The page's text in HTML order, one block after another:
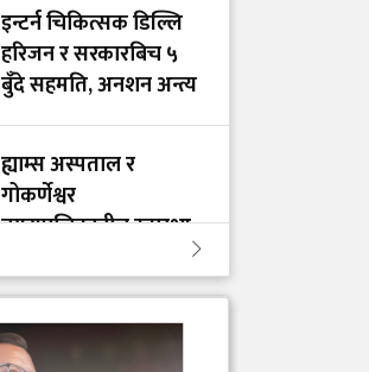
इन्टर्न चिकित्सक डिल्लि
हरिजन र सरकारबिच ५
बुँदे सहमति, अनशन अन्त्य
ह्याम्स अस्पताल र
गोकर्णेश्वर
नगरपालिकाबीच स्वास्थ्य
गेटा विश्वविद्यालयको